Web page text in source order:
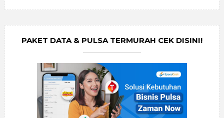
PAKET DATA & PULSA TERMURAH CEK DISINI!